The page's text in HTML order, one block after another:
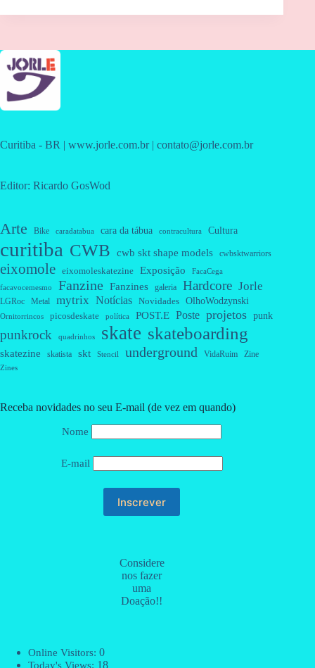
Curitiba - BR | www.jorle.com.br | contato@jorle.com.br
Editor: Ricardo GosWod
Arte Bike caradatabua cara da tábua contracultura Cultura
curitiba CWB cwb skt shape models cwbsktwarriors
eixomole eixomoleskatezine Exposição FacaCega
facavocemesmo Fanzine Fanzines galeria Hardcore Jorle
LGRoc Metal mytrix Notícias Novidades OlhoWodzynski
Ornitorrincos picosdeskate política POST.E Poste projetos punk
punkrock quadrinhos skate skateboarding
skatezine skatista skt Stencil underground VidaRuim Zine
Zines
Receba novidades no seu E-mail (de vez em quando)
Nome
E-mail
Considere
nos fazer
uma
Doação!!
Online Visitors: 0
Today's Views: 18